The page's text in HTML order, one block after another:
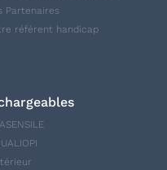
Partenaires
référent handicap